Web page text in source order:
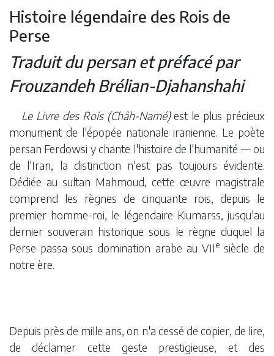
Histoire légendaire des Rois de
Perse
Traduit du persan et préfacé par
Frouzandeh Brélian-Djahanshahi
Le Livre des Rois (Châh-Namé)est le plus précieux
monument de l'épopée nationale iranienne. Le poète
persan Ferdowsi y chante l'histoire de l'humanité — ou
de l'Iran, la distinction n'est pas toujours évidente.
Dédiée au sultan Mahmoud, cette œuvre magistrale
comprend les règnes de cinquante rois, depuis le
premier homme-roi, le légendaire Kiumarss, jusqu'au
dernier souverain historique sous le règne duquel la
Perse passa sous domination arabe au VIIesiècle de
notre ère.
Depuis près de mille ans, on n'a cessé de copier, de lire,
de déclamer cette geste prestigieuse, et des